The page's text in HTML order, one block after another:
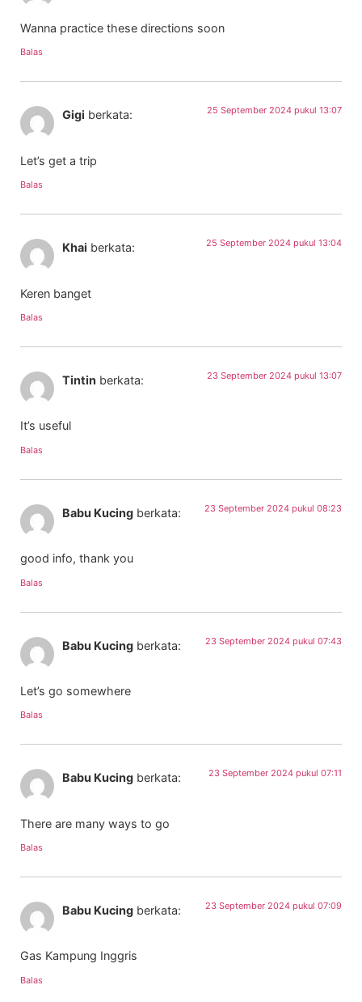
Wanna practice these directions soon
Balas
Gigi berkata: 25 September 2024 pukul 13:07
Let’s get a trip
Balas
Khai berkata: 25 September 2024 pukul 13:04
Keren banget
Balas
Tintin berkata: 23 September 2024 pukul 13:07
It’s useful
Balas
Babu Kucing berkata: 23 September 2024 pukul 08:23
good info, thank you
Balas
Babu Kucing berkata: 23 September 2024 pukul 07:43
Let’s go somewhere
Balas
Babu Kucing berkata: 23 September 2024 pukul 07:11
There are many ways to go
Balas
Babu Kucing berkata: 23 September 2024 pukul 07:09
Gas Kampung Inggris
Balas